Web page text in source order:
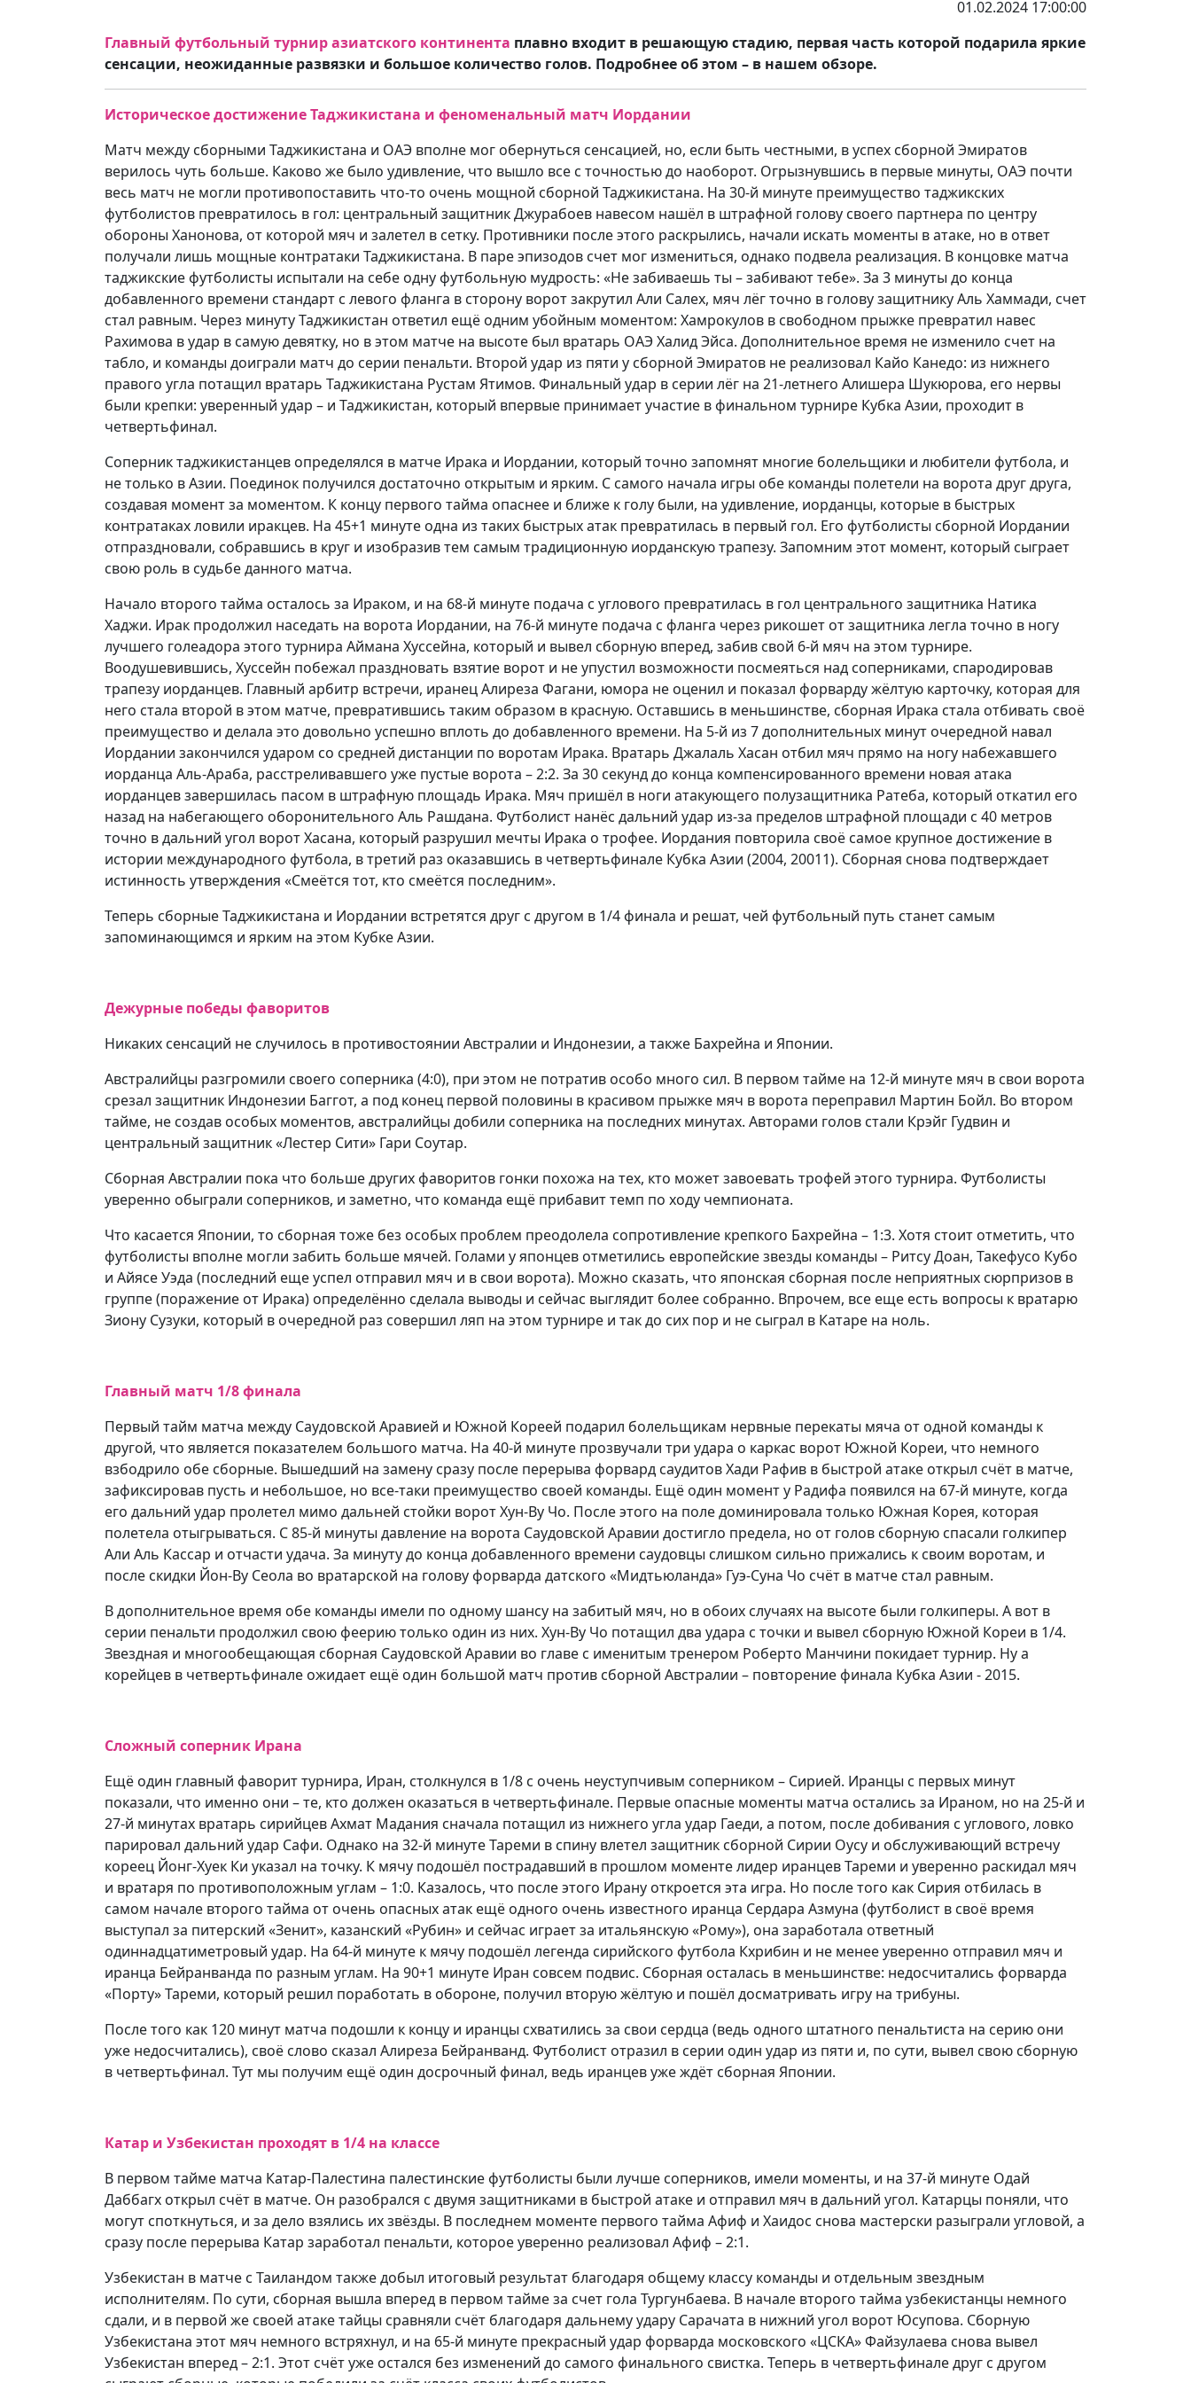
01.02.2024 17:00:00
Главный футбольный турнир азиатского континента плавно входит в решающую стадию, первая часть которой подарила яркие
сенсации, неожиданные развязки и большое количество голов. Подробнее об этом – в нашем обзоре.
Историческое достижение Таджикистана и феноменальный матч Иордании
Матч между сборными Таджикистана и ОАЭ вполне мог обернуться сенсацией, но, если быть честными, в успех сборной Эмиратов
верилось чуть больше. Каково же было удивление, что вышло все с точностью до наоборот. Огрызнувшись в первые минуты, ОАЭ почти
весь матч не могли противопоставить что-то очень мощной сборной Таджикистана. На 30-й минуте преимущество таджикских
футболистов превратилось в гол: центральный защитник Джурабоев навесом нашёл в штрафной голову своего партнера по центру
обороны Ханонова, от которой мяч и залетел в сетку. Противники после этого раскрылись, начали искать моменты в атаке, но в ответ
получали лишь мощные контратаки Таджикистана. В паре эпизодов счет мог измениться, однако подвела реализация. В концовке матча
таджикские футболисты испытали на себе одну футбольную мудрость: «Не забиваешь ты – забивают тебе». За 3 минуты до конца
добавленного времени стандарт с левого фланга в сторону ворот закрутил Али Салех, мяч лёг точно в голову защитнику Аль Хаммади, счет
стал равным. Через минуту Таджикистан ответил ещё одним убойным моментом: Хамрокулов в свободном прыжке превратил навес
Рахимова в удар в самую девятку, но в этом матче на высоте был вратарь ОАЭ Халид Эйса. Дополнительное время не изменило счет на
табло, и команды доиграли матч до серии пенальти. Второй удар из пяти у сборной Эмиратов не реализовал Кайо Канедо: из нижнего
правого угла потащил вратарь Таджикистана Рустам Ятимов. Финальный удар в серии лёг на 21-летнего Алишера Шукюрова, его нервы
были крепки: уверенный удар – и Таджикистан, который впервые принимает участие в финальном турнире Кубка Азии, проходит в
четвертьфинал.
Соперник таджикистанцев определялся в матче Ирака и Иордании, который точно запомнят многие болельщики и любители футбола, и
не только в Азии. Поединок получился достаточно открытым и ярким. С самого начала игры обе команды полетели на ворота друг друга,
создавая момент за моментом. К концу первого тайма опаснее и ближе к голу были, на удивление, иорданцы, которые в быстрых
контратаках ловили иракцев. На 45+1 минуте одна из таких быстрых атак превратилась в первый гол. Его футболисты сборной Иордании
отпраздновали, собравшись в круг и изобразив тем самым традиционную иорданскую трапезу. Запомним этот момент, который сыграет
свою роль в судьбе данного матча.
Начало второго тайма осталось за Ираком, и на 68-й минуте подача с углового превратилась в гол центрального защитника Натика
Хаджи. Ирак продолжил наседать на ворота Иордании, на 76-й минуте подача с фланга через рикошет от защитника легла точно в ногу
лучшего голеадора этого турнира Аймана Хуссейна, который и вывел сборную вперед, забив свой 6-й мяч на этом турнире.
Воодушевившись, Хуссейн побежал праздновать взятие ворот и не упустил возможности посмеяться над соперниками, спародировав
трапезу иорданцев. Главный арбитр встречи, иранец Алиреза Фагани, юмора не оценил и показал форварду жёлтую карточку, которая для
него стала второй в этом матче, превратившись таким образом в красную. Оставшись в меньшинстве, сборная Ирака стала отбивать своё
преимущество и делала это довольно успешно вплоть до добавленного времени. На 5-й из 7 дополнительных минут очередной навал
Иордании закончился ударом со средней дистанции по воротам Ирака. Вратарь Джалаль Хасан отбил мяч прямо на ногу набежавшего
иорданца Аль-Араба, расстреливавшего уже пустые ворота – 2:2. За 30 секунд до конца компенсированного времени новая атака
иорданцев завершилась пасом в штрафную площадь Ирака. Мяч пришёл в ноги атакующего полузащитника Ратеба, который откатил его
назад на набегающего оборонительного Аль Рашдана. Футболист нанёс дальний удар из-за пределов штрафной площади с 40 метров
точно в дальний угол ворот Хасана, который разрушил мечты Ирака о трофее. Иордания повторила своё самое крупное достижение в
истории международного футбола, в третий раз оказавшись в четвертьфинале Кубка Азии (2004, 20011). Сборная снова подтверждает
истинность утверждения «Смеётся тот, кто смеётся последним».
Теперь сборные Таджикистана и Иордании встретятся друг с другом в 1/4 финала и решат, чей футбольный путь станет самым
запоминающимся и ярким на этом Кубке Азии.
Дежурные победы фаворитов
Никаких сенсаций не случилось в противостоянии Австралии и Индонезии, а также Бахрейна и Японии.
Австралийцы разгромили своего соперника (4:0), при этом не потратив особо много сил. В первом тайме на 12-й минуте мяч в свои ворота
срезал защитник Индонезии Баггот, а под конец первой половины в красивом прыжке мяч в ворота переправил Мартин Бойл. Во втором
тайме, не создав особых моментов, австралийцы добили соперника на последних минутах. Авторами голов стали Крэйг Гудвин и
центральный защитник «Лестер Сити» Гари Соутар.
Сборная Австралии пока что больше других фаворитов гонки похожа на тех, кто может завоевать трофей этого турнира. Футболисты
уверенно обыграли соперников, и заметно, что команда ещё прибавит темп по ходу чемпионата.
Что касается Японии, то сборная тоже без особых проблем преодолела сопротивление крепкого Бахрейна – 1:3. Хотя стоит отметить, что
футболисты вполне могли забить больше мячей. Голами у японцев отметились европейские звезды команды – Ритсу Доан, Такефусо Кубо
и Айясе Уэда (последний еще успел отправил мяч и в свои ворота). Можно сказать, что японская сборная после неприятных сюрпризов в
группе (поражение от Ирака) определённо сделала выводы и сейчас выглядит более собранно. Впрочем, все еще есть вопросы к вратарю
Зиону Сузуки, который в очередной раз совершил ляп на этом турнире и так до сих пор и не сыграл в Катаре на ноль.
Главный матч 1/8 финала
Первый тайм матча между Саудовской Аравией и Южной Кореей подарил болельщикам нервные перекаты мяча от одной команды к
другой, что является показателем большого матча. На 40-й минуте прозвучали три удара о каркас ворот Южной Кореи, что немного
взбодрило обе сборные. Вышедший на замену сразу после перерыва форвард саудитов Хади Рафив в быстрой атаке открыл счёт в матче,
зафиксировав пусть и небольшое, но все-таки преимущество своей команды. Ещё один момент у Радифа появился на 67-й минуте, когда
его дальний удар пролетел мимо дальней стойки ворот Хун-Ву Чо. После этого на поле доминировала только Южная Корея, которая
полетела отыгрываться. С 85-й минуты давление на ворота Саудовской Аравии достигло предела, но от голов сборную спасали голкипер
Али Аль Кассар и отчасти удача. За минуту до конца добавленного времени саудовцы слишком сильно прижались к своим воротам, и
после скидки Йон-Ву Сеола во вратарской на голову форварда датского «Мидтьюланда» Гуэ-Суна Чо счёт в матче стал равным.
В дополнительное время обе команды имели по одному шансу на забитый мяч, но в обоих случаях на высоте были голкиперы. А вот в
серии пенальти продолжил свою феерию только один из них. Хун-Ву Чо потащил два удара с точки и вывел сборную Южной Кореи в 1/4.
Звездная и многообещающая сборная Саудовской Аравии во главе с именитым тренером Роберто Манчини покидает турнир. Ну а
корейцев в четвертьфинале ожидает ещё один большой матч против сборной Австралии – повторение финала Кубка Азии - 2015.
Сложный соперник Ирана
Ещё один главный фаворит турнира, Иран, столкнулся в 1/8 с очень неуступчивым соперником – Сирией. Иранцы с первых минут
показали, что именно они – те, кто должен оказаться в четвертьфинале. Первые опасные моменты матча остались за Ираном, но на 25-й и
27-й минутах вратарь сирийцев Ахмат Мадания сначала потащил из нижнего угла удар Гаеди, а потом, после добивания с углового, ловко
парировал дальний удар Сафи. Однако на 32-й минуте Тареми в спину влетел защитник сборной Сирии Оусу и обслуживающий встречу
кореец Йонг-Хуек Ки указал на точку. К мячу подошёл пострадавший в прошлом моменте лидер иранцев Тареми и уверенно раскидал мяч
и вратаря по противоположным углам – 1:0. Казалось, что после этого Ирану откроется эта игра. Но после того как Сирия отбилась в
самом начале второго тайма от очень опасных атак ещё одного очень известного иранца Сердара Азмуна (футболист в своё время
выступал за питерский «Зенит», казанский «Рубин» и сейчас играет за итальянскую «Рому»), она заработала ответный
одиннадцатиметровый удар. На 64-й минуте к мячу подошёл легенда сирийского футбола Кхрибин и не менее уверенно отправил мяч и
иранца Бейранванда по разным углам. На 90+1 минуте Иран совсем подвис. Сборная осталась в меньшинстве: недосчитались форварда
«Порту» Тареми, который решил поработать в обороне, получил вторую жёлтую и пошёл досматривать игру на трибуны.
После того как 120 минут матча подошли к концу и иранцы схватились за свои сердца (ведь одного штатного пенальтиста на серию они
уже недосчитались), своё слово сказал Алиреза Бейранванд. Футболист отразил в серии один удар из пяти и, по сути, вывел свою сборную
в четвертьфинал. Тут мы получим ещё один досрочный финал, ведь иранцев уже ждёт сборная Японии.
Катар и Узбекистан проходят в 1/4 на классе
В первом тайме матча Катар-Палестина палестинские футболисты были лучше соперников, имели моменты, и на 37-й минуте Одай
Даббагх открыл счёт в матче. Он разобрался с двумя защитниками в быстрой атаке и отправил мяч в дальний угол. Катарцы поняли, что
могут споткнуться, и за дело взялись их звёзды. В последнем моменте первого тайма Афиф и Хаидос снова мастерски разыграли угловой, а
сразу после перерыва Катар заработал пенальти, которое уверенно реализовал Афиф – 2:1.
Узбекистан в матче с Таиландом также добыл итоговый результат благодаря общему классу команды и отдельным звездным
исполнителям. По сути, сборная вышла вперед в первом тайме за счет гола Тургунбаева. В начале второго тайма узбекистанцы немного
сдали, и в первой же своей атаке тайцы сравняли счёт благодаря дальнему удару Сарачата в нижний угол ворот Юсупова. Сборную
Узбекистана этот мяч немного встряхнул, и на 65-й минуте прекрасный удар форварда московского «ЦСКА» Файзулаева снова вывел
Узбекистан вперед – 2:1. Этот счёт уже остался без изменений до самого финального свистка. Теперь в четвертьфинале друг с другом